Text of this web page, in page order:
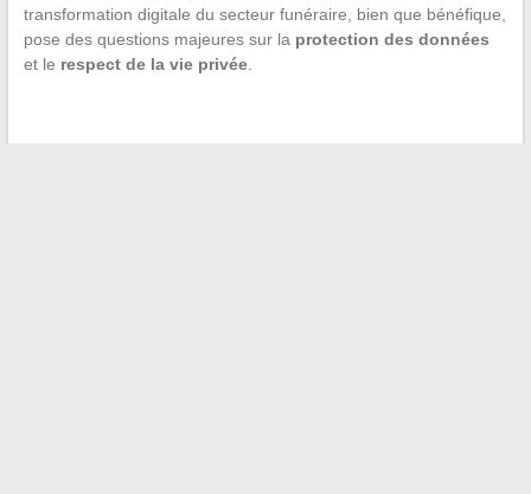
transformation digitale du secteur funéraire, bien que bénéfique,
pose des questions majeures sur la protection des données
et le respect de la vie privée.